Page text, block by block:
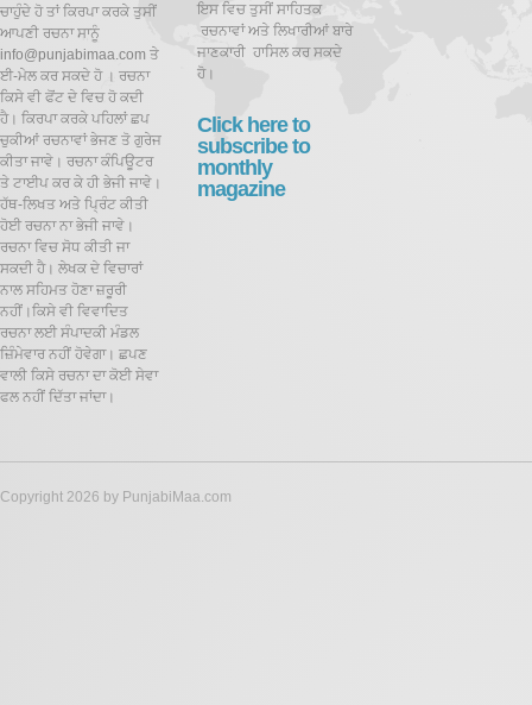
ਚਾਹੁੰਦੇ ਹੋ ਤਾਂ ਕਿਰਪਾ ਕਰਕੇ ਤੁਸੀਂ
ਆਪਣੀ ਰਚਨਾ ਸਾਨੂੰ
info@punjabimaa.com ਤੇ
ਈ-ਮੇਲ ਕਰ ਸਕਦੇ ਹੋ । ਰਚਨਾ
ਕਿਸੇ ਵੀ ਫੋਂਟ ਦੇ ਵਿਚ ਹੋ ਕਦੀ
ਹੈ। ਕਿਰਪਾ ਕਰਕੇ ਪਹਿਲਾਂ ਛਪ
ਚੁਕੀਆਂ ਰਚਨਾਵਾਂ ਭੇਜਣ ਤੋ ਗੁਰੇਜ
ਕੀਤਾ ਜਾਵੇ। ਰਚਨਾ ਕੰਪਿਊਟਰ
ਤੇ ਟਾਈਪ ਕਰ ਕੇ ਹੀ ਭੇਜੀ ਜਾਵੇ।
ਹੱਥ-ਲਿਖਤ ਅਤੇ ਪ੍ਰਿੰਟ ਕੀਤੀ
ਹੋਈ ਰਚਨਾ ਨਾ ਭੇਜੀ ਜਾਵੇ।
ਰਚਨਾ ਵਿਚ ਸੋਧ ਕੀਤੀ ਜਾ
ਸਕਦੀ ਹੈ। ਲੇਖਕ ਦੇ ਵਿਚਾਰਾਂ
ਨਾਲ ਸਹਿਮਤ ਹੋਣਾ ਜ਼ਰੂਰੀ
ਨਹੀਂ।ਕਿਸੇ ਵੀ ਵਿਵਾਦਿਤ
ਰਚਨਾ ਲਈ ਸੰਪਾਦਕੀ ਮੰਡਲ
ਜ਼ਿੰਮੇਵਾਰ ਨਹੀਂ ਹੋਵੇਗਾ। ਛਪਣ
ਵਾਲੀ ਕਿਸੇ ਰਚਨਾ ਦਾ ਕੋਈ ਸੇਵਾ
ਫਲ ਨਹੀਂ ਦਿੱਤਾ ਜਾਂਦਾ।
ਇਸ ਵਿਚ ਤੁਸੀਂ ਸਾਹਿਤਕ
ਰਚਨਾਵਾਂ ਅਤੇ ਲਿਖਾਰੀਆਂ ਬਾਰੇ
ਜਾਣਕਾਰੀ ਹਾਸਿਲ ਕਰ ਸਕਦੇ
ਹੋ।
Click here to
subscribe to
monthly
magazine
Copyright 2026 by PunjabiMaa.com